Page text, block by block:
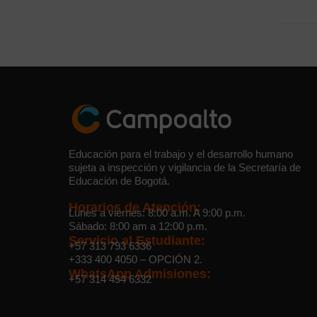
Educación para el trabajo y el desarrollo humano
sujeta a inspección y vigilancia de la Secretaría de
Educación de Bogotá.
Horarios de Atención:
Lunes a viernes: 8:00 a.m. A 9:00 p.m.
Sábado: 8:00 am a 12:00 p.m.
Servicio al Estudiante:
+57 313 793 6336
+333 400 4050 – OPCIÓN 2.
WhatsApp Admisiones:
+57 314 454 6332